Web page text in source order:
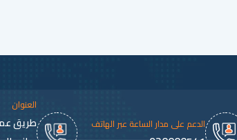
الدعم على مدار الساعة عبر الهاتف
العنوان
طريق